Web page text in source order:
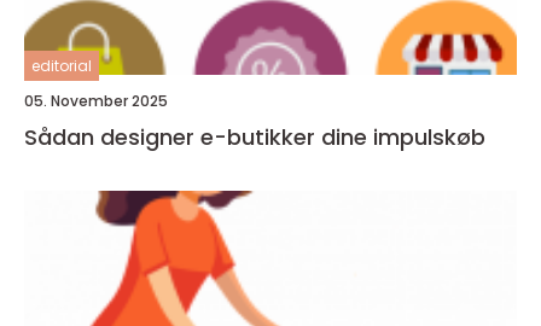
editorial
05. November 2025
Sådan designer e-butikker dine impulskøb